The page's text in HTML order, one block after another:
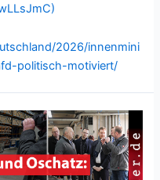
2026/innenmini
politisch-motiviert/